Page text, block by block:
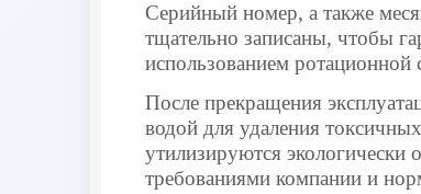
Серийный номер, а также
тщательно записаны, чтобы
использованием ротационной
После прекращения
водой для удаления
утилизируются
требованиями компании и